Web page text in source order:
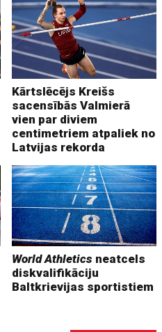
Kārtslēcējs Kreišs
sacensībās Valmierā
vien par diviem
centimetriem atpaliek no
Latvijas rekorda
World Athletics neatcels
diskvalifikāciju
Baltkrievijas sportistiem